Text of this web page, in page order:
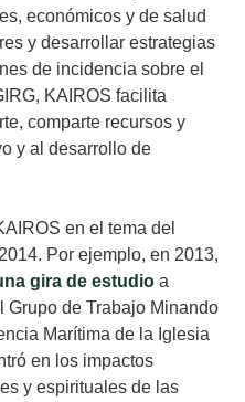
económicos y de salud
y desarrollar estrategias
de incidencia sobre el
KAIROS facilita
comparte recursos y
y al desarrollo de
en el tema del
Por ejemplo, en 2013,
gira de estudio a
Grupo de Trabajo Minando
Marítima de la Iglesia
en los impactos
y espirituales de las